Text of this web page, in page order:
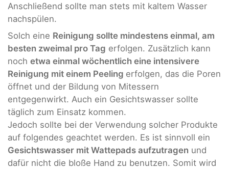
Anschließend sollte man stets mit kaltem Wasser
nachspülen.
Solch eine Reinigung sollte mindestens einmal, am
besten zweimal pro Tag erfolgen. Zusätzlich kann
noch etwa einmal wöchentlich eine intensivere
Reinigung mit einem Peeling erfolgen, das die Poren
öffnet und der Bildung von Mitessern
entgegenwirkt. Auch ein Gesichtswasser sollte
täglich zum Einsatz kommen.
Jedoch sollte bei der Verwendung solcher Produkte
auf folgendes geachtet werden. Es ist sinnvoll ein
Gesichtswasser mit Wattepads aufzutragen und
dafür nicht die bloße Hand zu benutzen. Somit wird